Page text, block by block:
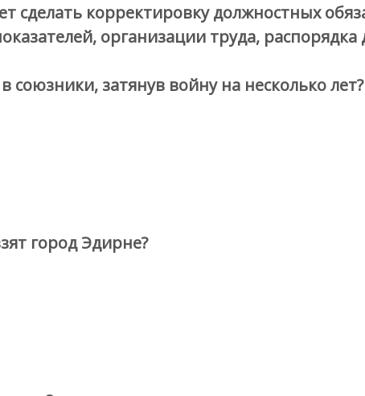
сделать корректировку должностных
организации труда, распорядка
союзники, затянув войну на несколько лет?
город Эдирне?